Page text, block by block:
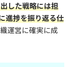
した戦略には担
進捗を振り返る仕
運営に確実に成